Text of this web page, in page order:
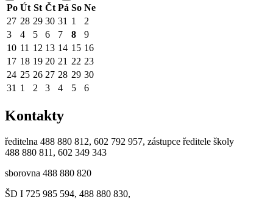
Po Út St Čt Pá So Ne
27 28 29 30 31 1
2
3
4 5 6 7 8
9
10 11 12 13 14 15 16
17 18 19 20 21 22 23
24 25 26 27 28 29 30
31 1 2 3 4 5 6
Kontakty
ředitelna 488 880 812, 602 792 957, zástupce ředitele školy
488 880 811, 602 349 343
sborovna 488 880 820
ŠD I 725 985 594, 488 880 830,